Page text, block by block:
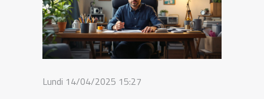
Lundi 14/04/2025 15:27